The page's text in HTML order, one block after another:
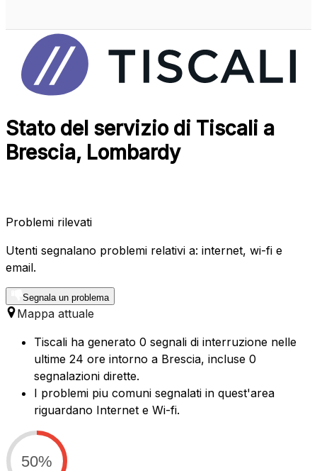
Stato del servizio di Tiscali a
Brescia, Lombardy
Problemi rilevati
Utenti segnalano problemi relativi a: internet, wi-fi e
email.
Segnala un problema
Mappa attuale
Tiscali ha generato 0 segnali di interruzione nelle
ultime 24 ore intorno a Brescia, incluse 0
segnalazioni dirette.
I problemi piu comuni segnalati in quest'area
riguardano Internet e Wi-fi.
50%